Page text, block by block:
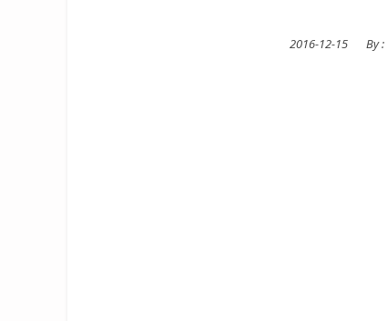
Posted
2016-12-15 By :